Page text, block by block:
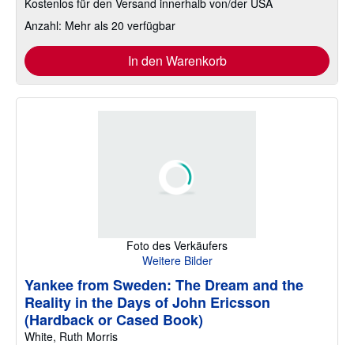
Anzahl: Mehr als 20 verfügbar
In den Warenkorb
Foto des Verkäufers
Weitere Bilder
Yankee from Sweden: The Dream and the
Reality in the Days of John Ericsson
(Hardback or Cased Book)
White, Ruth Morris